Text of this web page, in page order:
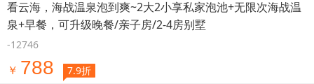
看云海，海战温泉泡到爽~2大2小享私家泡池+无限次海战温
泉+早餐，可升级晚餐/亲子房/2-4房别墅
-12746
￥ 788 7.9折